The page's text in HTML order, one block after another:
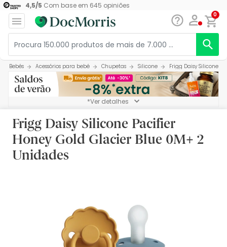
4,5/5 Com base em 645 opiniões
0
Bebés Acessórios para bebé Chupetas Silicone Frigg Daisy Silicone
*Ver detalhes
Frigg Daisy Silicone Pacifier
Honey Gold Glacier Blue 0M+ 2
Unidades